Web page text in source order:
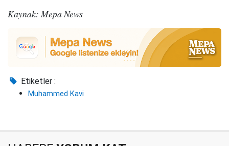
Kaynak: Mepa News
Etiketler :
Muhammed Kavi